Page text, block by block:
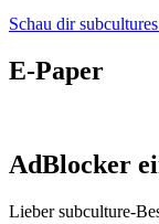
Schau dir
E-Paper
AdBlocker
Lieber subculture-